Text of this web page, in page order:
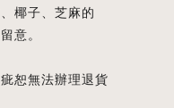
椰子、芝麻的
意。
恕無法辦理退貨